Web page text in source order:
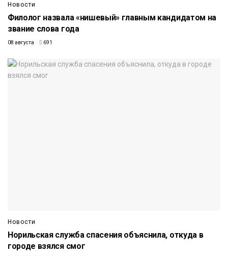
Новости
Филолог назвала «нишевый» главным кандидатом на
звание слова года
08 августа 691
Новости
Норильская служба спасения объяснила, откуда в
городе взялся смог